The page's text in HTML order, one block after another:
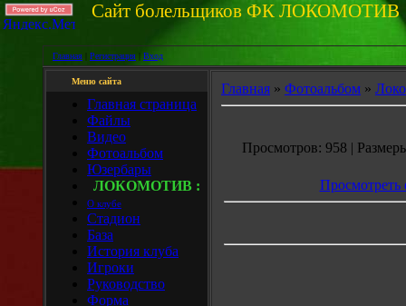
Сайт
Главная Регистрация Вход
Меню сайта
Главная страница
Файлы
Видео
Фотоальбом
Юзербары
ЛОКОМОТИВ :
О клубе
Стадион
База
История клуба
Игроки
Руководство
Форма
Главная » Фотоальбом »
Просмотров: 958 |
Просмотреть